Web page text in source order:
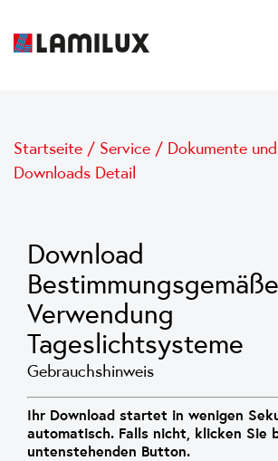
Startseite / Service / Dokumente
Downloads Detail
Download
Bestimmungsgemäße
Verwendung
Tageslichtsysteme
Gebrauchshinweis
Ihr Download startet in wenigen
automatisch. Falls nicht, klicken Sie
untenstehenden Button.